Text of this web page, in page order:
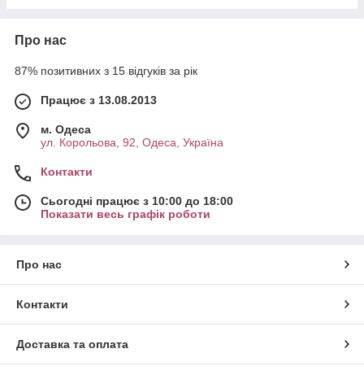
Про нас
87% позитивних з 15 відгуків за рік
Працює з 13.08.2013
м. Одеса
ул. Корольова, 92, Одеса, Україна
Контакти
Сьогодні працює з 10:00 до 18:00
Показати весь графік роботи
Про нас
Контакти
Доставка та оплата